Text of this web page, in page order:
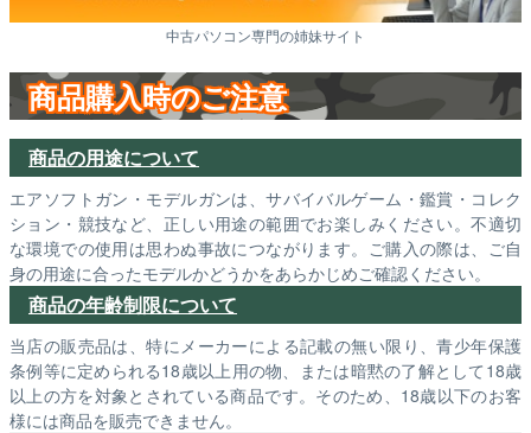
中古パソコン専門の姉妹サイト
商品購入時のご注意
商品の用途について
エアソフトガン・モデルガンは、サバイバルゲーム・鑑賞・コレク
ション・競技など、正しい用途の範囲でお楽しみください。不適切
な環境での使用は思わぬ事故につながります。ご購入の際は、ご自
身の用途に合ったモデルかどうかをあらかじめご確認ください。
商品の年齢制限について
当店の販売品は、特にメーカーによる記載の無い限り、青少年保護
条例等に定められる18歳以上用の物、または暗黙の了解として18歳
以上の方を対象とされている商品です。そのため、18歳以下のお客
様には商品を販売できません。